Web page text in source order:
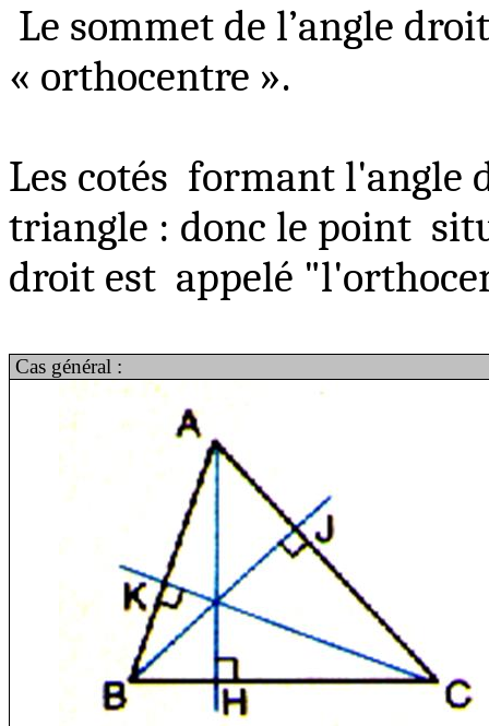
Le sommet de l’angle
« orthocentre ».
Les cotés formant l'angle
triangle : donc le point
droit est appelé
Cas général :